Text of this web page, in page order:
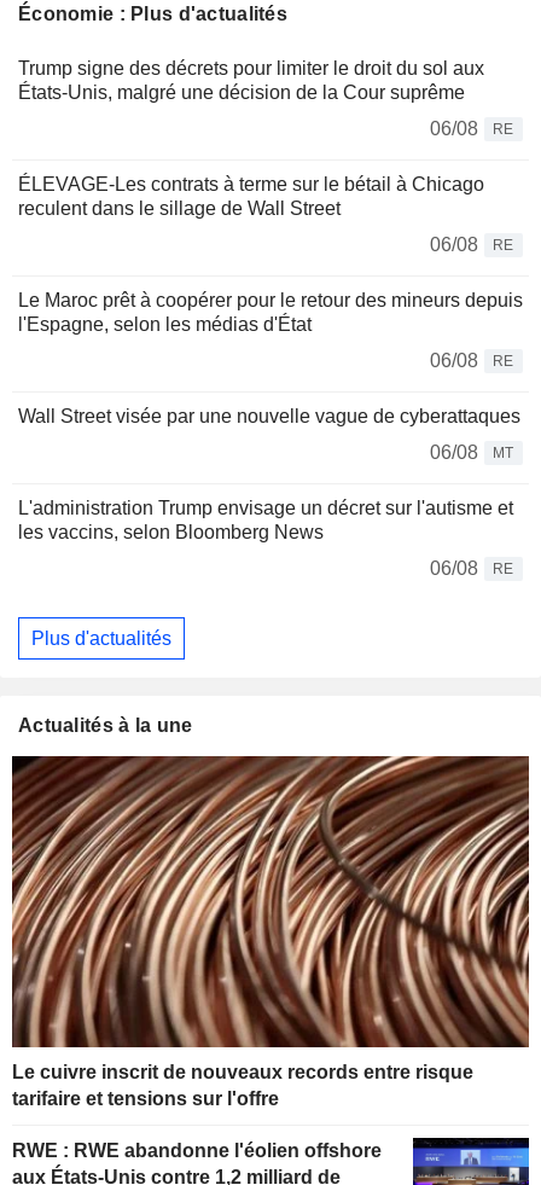
Économie : Plus d'actualités
Trump signe des décrets pour limiter le droit du sol aux
États-Unis, malgré une décision de la Cour suprême
06/08
RE
ÉLEVAGE-Les contrats à terme sur le bétail à Chicago
reculent dans le sillage de Wall Street
06/08
RE
Le Maroc prêt à coopérer pour le retour des mineurs depuis
l'Espagne, selon les médias d'État
06/08
RE
Wall Street visée par une nouvelle vague de cyberattaques
06/08
MT
L'administration Trump envisage un décret sur l'autisme et
les vaccins, selon Bloomberg News
06/08
RE
Plus d'actualités
Actualités à la une
Le cuivre inscrit de nouveaux records entre risque
tarifaire et tensions sur l'offre
RWE : RWE abandonne l'éolien offshore
aux États-Unis contre 1,2 milliard de